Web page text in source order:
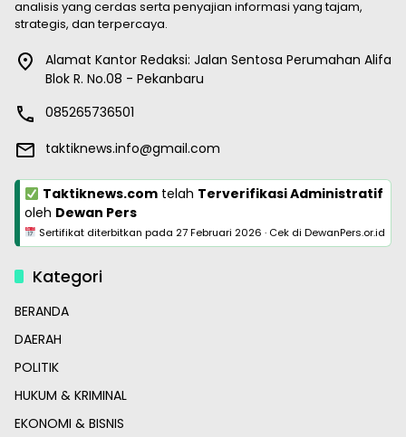
analisis yang cerdas serta penyajian informasi yang tajam,
strategis, dan terpercaya.
Alamat Kantor Redaksi: Jalan Sentosa Perumahan Alifa
Blok R. No.08 - Pekanbaru
085265736501
taktiknews.info@gmail.com
Taktiknews.comtelah Terverifikasi Administratif
oleh Dewan Pers
Sertifikat diterbitkan pada 27 Februari 2026 · Cek di DewanPers.or.id
Kategori
BERANDA
DAERAH
POLITIK
HUKUM & KRIMINAL
EKONOMI & BISNIS